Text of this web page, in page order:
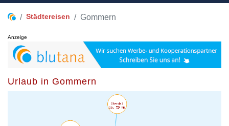
Städtereisen Gommern
Anzeige
Urlaub in Gommern